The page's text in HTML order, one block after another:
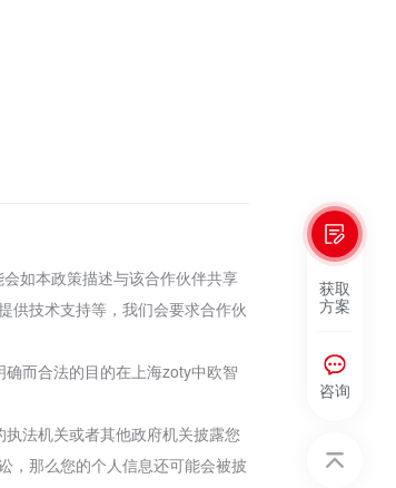
如本政策描述与该合作伙伴共享
供技术支持等，我们会要求合作伙
而合法的目的在上海zoty中欧智
法机关或者其他政府机关披露您
，那么您的个人信息还可能会被披
获取
方案
咨询